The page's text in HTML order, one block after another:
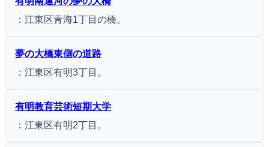
：江東区青海1丁目の橋。
夢の大橋東側の道路
：江東区有明3丁目。
有明教育芸術短期大学
：江東区有明2丁目。